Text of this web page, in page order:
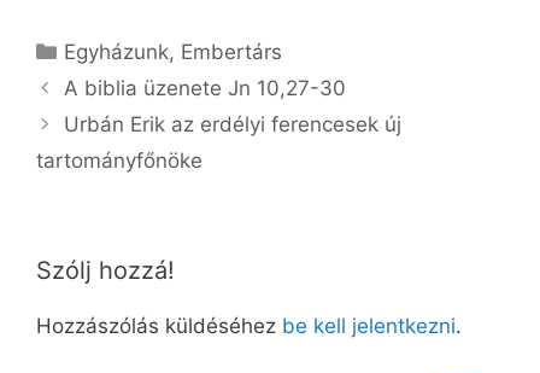
Kategória
Egyházunk, Embertárs
A biblia üzenete Jn 10,27-30
Urbán Erik az erdélyi ferencesek új
tartományfőnöke
Szólj hozzá!
Hozzászólás küldéséhez be kell jelentkezni.